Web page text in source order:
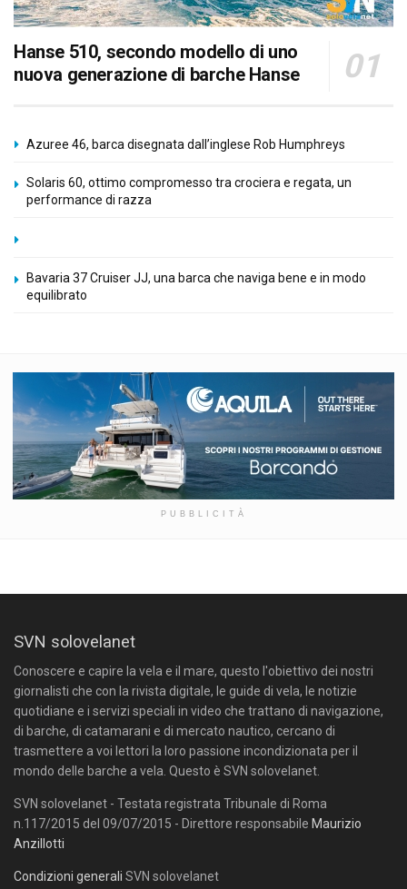
Hanse 510, secondo modello di uno
nuova generazione di barche Hanse
Azuree 46, barca disegnata dall’inglese Rob Humphreys
Solaris 60, ottimo compromesso tra crociera e regata, un
performance di razza
Bavaria 37 Cruiser JJ, una barca che naviga bene e in modo
equilibrato
PUBBLICITÀ
SVN solovelanet
Conoscere e capire la vela e il mare, questo l'obiettivo dei nostri
giornalisti che con la rivista digitale, le guide di vela, le notizie
quotidiane e i servizi speciali in video che trattano di navigazione,
di barche, di catamarani e di mercato nautico, cercano di
trasmettere a voi lettori la loro passione incondizionata per il
mondo delle barche a vela. Questo è SVN solovelanet.
SVN solovelanet - Testata registrata Tribunale di Roma
n.117/2015 del 09/07/2015 - Direttore responsabile Maurizio
Anzillotti
Condizioni generali SVN solovelanet